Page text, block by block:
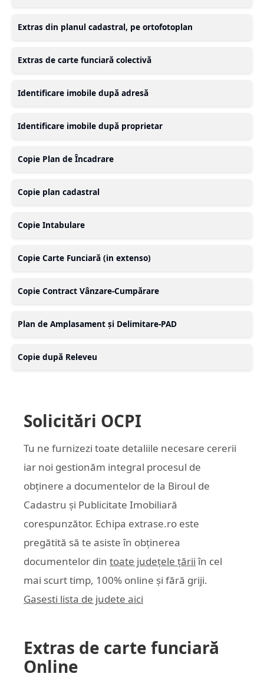
Extras din planul cadastral, pe ortofotoplan
Extras de carte funciară colectivă
Identificare imobile după adresă
Identificare imobile după proprietar
Copie Plan de Încadrare
Copie plan cadastral
Copie Intabulare
Copie Carte Funciară (in extenso)
Copie Contract Vânzare-Cumpărare
Plan de Amplasament și Delimitare-PAD
Copie după Releveu
Solicitări OCPI
Tu ne furnizezi toate detaliile necesare cererii
iar noi gestionăm integral procesul de
obținere a documentelor de la Biroul de
Cadastru și Publicitate Imobiliară
corespunzător. Echipa extrase.ro este
pregătită să te asiste în obținerea
documentelor din toate județele țării în cel
mai scurt timp, 100% online și fără griji.
Gasesti lista de judete aici
Extras de carte funciară
Online